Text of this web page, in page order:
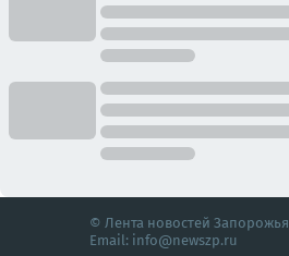
© Лента новостей Запорожья
Email: info@newszp.ru